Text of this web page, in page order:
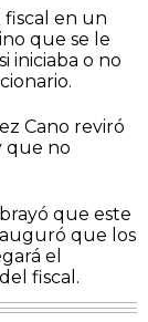
en un
que se le
iniciaba o no
Cano reviró
que no
que este
que los
el
fiscal.